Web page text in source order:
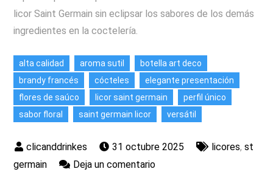
licor Saint Germain sin eclipsar los sabores de los demás
ingredientes en la coctelería.
alta calidad aroma sutil
botella art deco
brandy francés
cócteles
elegante presentación
flores de saúco
licor saint germain
perfil único
sabor floral
saint germain licor versátil
31 octubre 2025 licores,st
germain
Deja un comentarioen